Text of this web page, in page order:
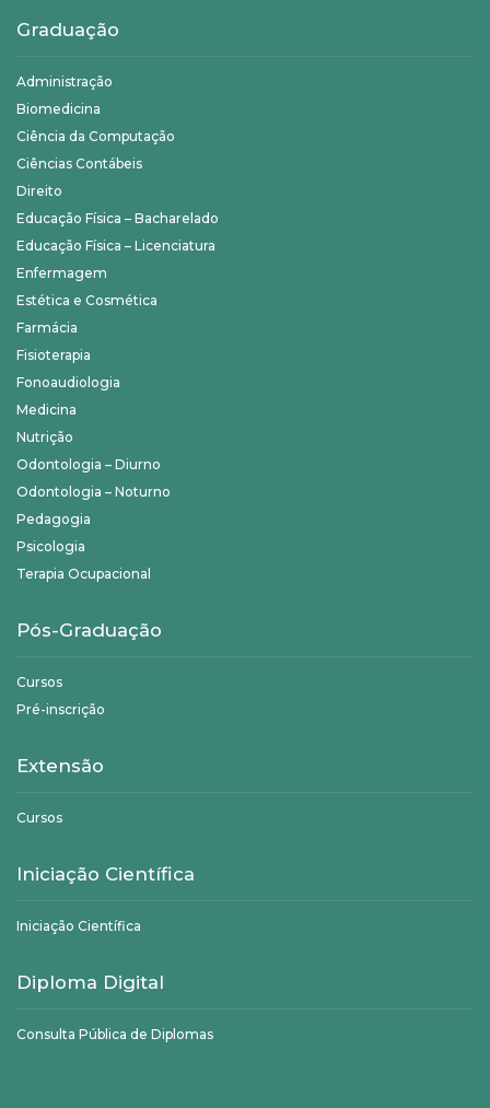
Graduação
Administração
Biomedicina
Ciência da Computação
Ciências Contábeis
Direito
Educação Física – Bacharelado
Educação Física – Licenciatura
Enfermagem
Estética e Cosmética
Farmácia
Fisioterapia
Fonoaudiologia
Medicina
Nutrição
Odontologia – Diurno
Odontologia – Noturno
Pedagogia
Psicologia
Terapia Ocupacional
Pós-Graduação
Cursos
Pré-inscrição
Extensão
Cursos
Iniciação Científica
Iniciação Científica
Diploma Digital
Consulta Pública de Diplomas